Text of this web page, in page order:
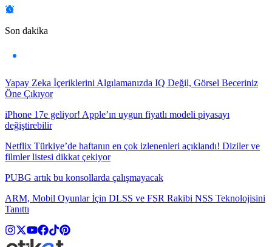
Son dakika
Yapay Zeka İçeriklerini Algılamanızda IQ Değil, Görsel Beceriniz
Öne Çıkıyor
iPhone 17e geliyor! Apple’ın uygun fiyatlı modeli piyasayı
değiştirebilir
Netflix Türkiye’de haftanın en çok izlenenleri açıklandı! Diziler ve
filmler listesi dikkat çekiyor
PUBG artık bu konsollarda çalışmayacak
ARM, Mobil Oyunlar İçin DLSS ve FSR Rakibi NSS Teknolojisini
Tanıttı